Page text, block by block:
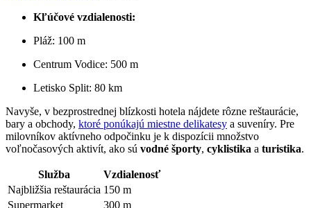
Kľúčové vzdialenosti:
Pláž: 100 m
Centrum Vodice: 500 m
Letisko Split: 80 km
Navyše, v bezprostrednej blízkosti hotela nájdete rôzne reštaurácie,
bary a obchody, ktoré ponúkajú miestne delikatesy a suveníry. Pre
milovníkov aktívneho odpočinku je k dispozícii množstvo
voľnočasových aktivít, ako sú vodné športy, cyklistika a turistika.
Služba
Vzdialenosť
Najbližšia reštaurácia 150 m
Supermarket
300 m